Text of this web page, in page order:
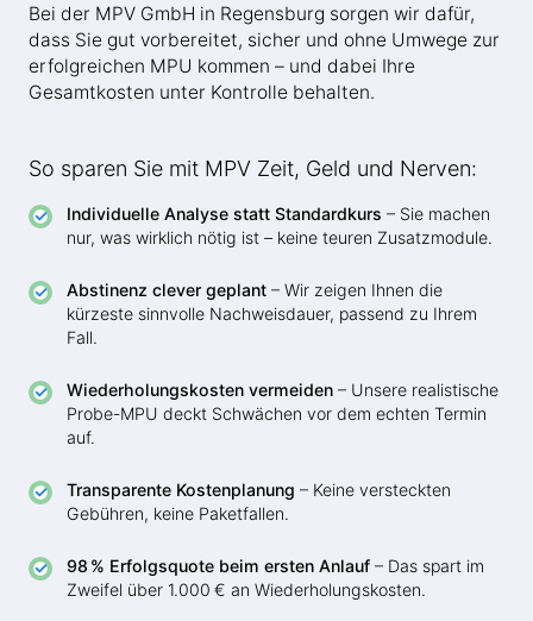
Bei der MPV GmbH in Regensburg sorgen wir dafür,
dass Sie gut vorbereitet, sicher und ohne Umwege zur
erfolgreichen MPU kommen – und dabei Ihre
Gesamtkosten unter Kontrolle behalten.
So sparen Sie mit MPV Zeit, Geld und Nerven:
Individuelle Analyse statt Standardkurs – Sie machen
nur, was wirklich nötig ist – keine teuren Zusatzmodule.
Abstinenz clever geplant – Wir zeigen Ihnen die
kürzeste sinnvolle Nachweisdauer, passend zu Ihrem
Fall.
Wiederholungskosten vermeiden – Unsere realistische
Probe-MPU deckt Schwächen vor dem echten Termin
auf.
Transparente Kostenplanung – Keine versteckten
Gebühren, keine Paketfallen.
98 % Erfolgsquote beim ersten Anlauf – Das spart im
Zweifel über 1.000 € an Wiederholungskosten.